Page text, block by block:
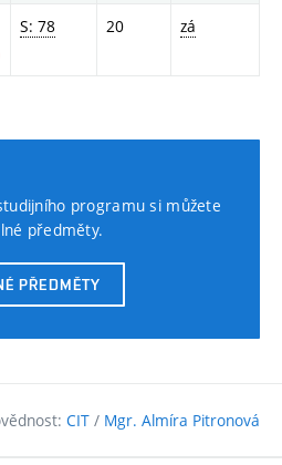
S: 78 20 zá
programu si můžete
předměty.
PŘEDMĚTY
CIT / Mgr. Almíra Pitronová